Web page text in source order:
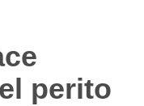
perito